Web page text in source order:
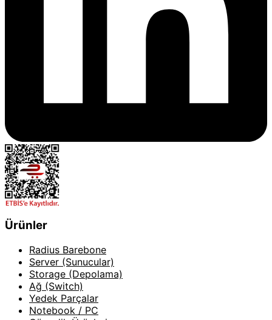
Ürünler
Radius Barebone
Server (Sunucular)
Storage (Depolama)
Ağ (Switch)
Yedek Parçalar
Notebook / PC